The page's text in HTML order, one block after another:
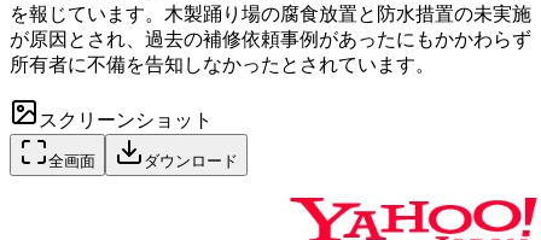
を報じています。木製踊り場の腐食放置と防水措置の未実施
が原因とされ、過去の補修依頼事例があったにもかかわらず
所有者に不備を告知しなかったとされています。
スクリーンショット
全画面 ダウンロード